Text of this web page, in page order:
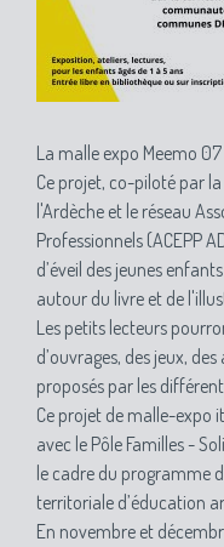
La malle expo Meemo
Ce projet, co-piloté par
l'Ardèche et le réseau
Professionnels (ACEPP
d’éveil des jeunes
autour du livre et de
Les petits lecteurs
d’ouvrages, des jeux,
proposés par les
Ce projet de malle-expo
avec le Pôle Familles -
le cadre du programme
territoriale d’éducation
En novembre et